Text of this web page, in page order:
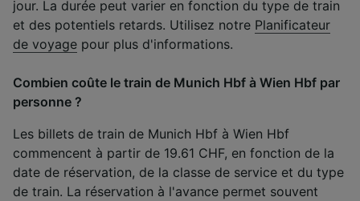
jour. La durée peut varier en fonction du type de train
et des potentiels retards. Utilisez notre Planificateur
de voyage pour plus d'informations.
Combien coûte le train de Munich Hbf à Wien Hbf par
personne ?
Les billets de train de Munich Hbf à Wien Hbf
commencent à partir de 19.61 CHF, en fonction de la
date de réservation, de la classe de service et du type
de train. La réservation à l'avance permet souvent